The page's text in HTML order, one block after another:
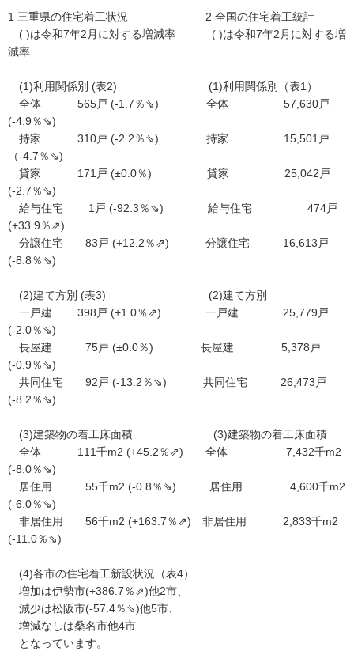
1 三重県の住宅着工状況 2 全国の住宅着工統計
( )は令和7年2月に対する増減率 ( )は令和7年2月に対する増
減率
(1)利用関係別 (表2) (1)利用関係別（表1）
全体 565戸 (-1.7％⇘) 全体 57,630戸
(-4.9％⇘)
持家 310戸 (-2.2％⇘) 持家 15,501戸
（-4.7％⇘)
貸家 171戸 (±0.0％) 貸家 25,042戸
(-2.7％⇘)
給与住宅 1戸 (-92.3％⇘) 給与住宅 474戸
(+33.9％⇗)
分譲住宅 83戸 (+12.2％⇗) 分譲住宅 16,613戸
(-8.8％⇘)
(2)建て方別 (表3) (2)建て方別
一戸建 398戸 (+1.0％⇗) 一戸建 25,779戸
(-2.0％⇘)
長屋建 75戸 (±0.0％) 長屋建 5,378戸
(-0.9％⇘)
共同住宅 92戸 (-13.2％⇘) 共同住宅 26,473戸
(-8.2％⇘)
(3)建築物の着工床面積 (3)建築物の着工床面積
全体 111千m2 (+45.2％⇗) 全体 7,432千m2
(-8.0％⇘)
居住用 55千m2 (-0.8％⇘) 居住用 4,600千m2
(-6.0％⇘)
非居住用 56千m2 (+163.7％⇗) 非居住用 2,833千m2
(-11.0％⇘)
(4)各市の住宅着工新設状況（表4）
増加は伊勢市(+386.7％⇗)他2市、
減少は松阪市(-57.4％⇘)他5市、
増減なしは桑名市他4市
となっています。